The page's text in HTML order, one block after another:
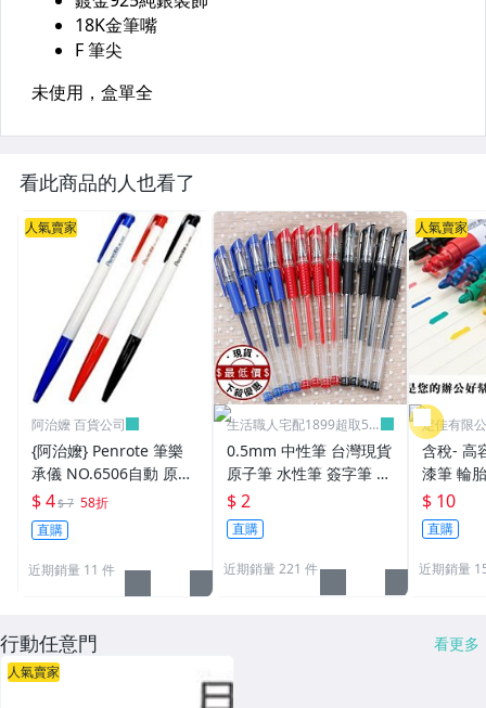
看此商品的人也看了
人氣賣家
阿治嬤 百貨公司
{阿治嬤} Penrote 筆樂
承儀 NO.6506自動 原子
筆 贈品筆 廣告筆 0.5m
m
$ 4$ 7 58折
直購
近期銷量 11 件
生活職人宅配1899超取59
0.5mm 中性筆 台灣現貨
原子筆 水性筆 簽字筆 原
珠筆 鋼珠筆 批發 文具
學生 辦公用品 生活職人
【B072】
$ 2
直購
近期銷量 221 件
人氣賣家
定佳有限
含稅- 高
漆筆 輪
補漆 12
$ 10
直購
近期銷量
行動任意門 看更多
人氣賣家